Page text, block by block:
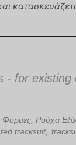
- for existing
Φόρμες Ρούχα
tracksuit,